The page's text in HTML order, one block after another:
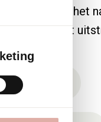
aan op het
dat rust
& behang